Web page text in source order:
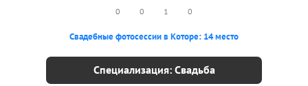
0 0 1 0
Свадебные фотосессии в Которе: 14 место
Специализация: Свадьба